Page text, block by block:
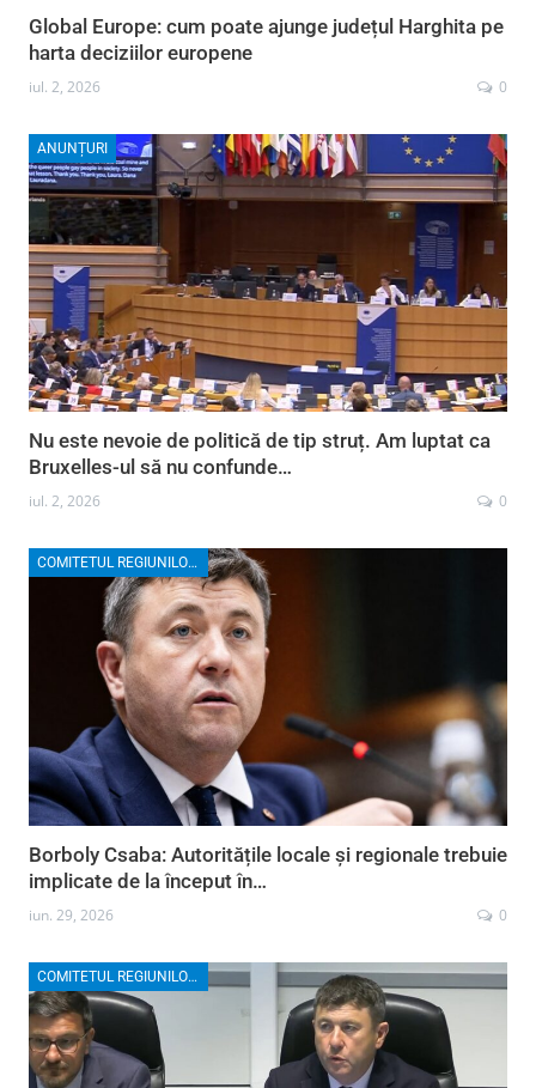
Global Europe: cum poate ajunge județul Harghita pe
harta deciziilor europene
iul. 2, 2026 0
ANUNȚURI
Nu este nevoie de politică de tip struț. Am luptat ca
Bruxelles-ul să nu confunde…
iul. 2, 2026 0
COMITETUL REGIUNILOR EUROPENE
Borboly Csaba: Autoritățile locale și regionale trebuie
implicate de la început în…
iun. 29, 2026 0
COMITETUL REGIUNILOR EUROPENE